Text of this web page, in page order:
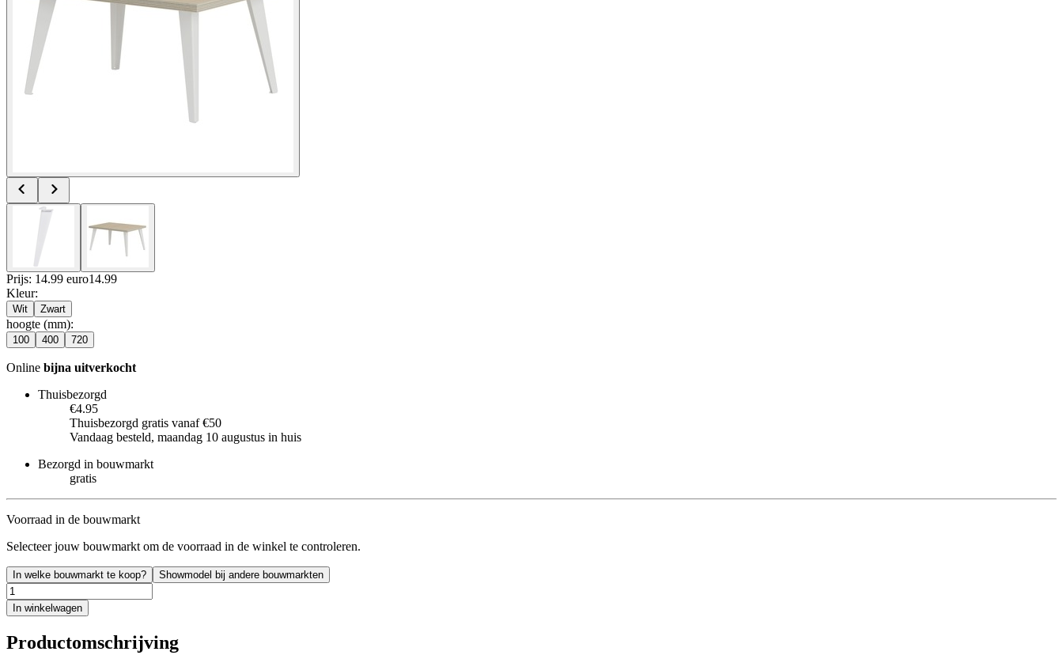
Prijs: 14.99 euro14.99
Kleur:
Wit Zwart
hoogte (mm):
100 400 720
Online bijna uitverkocht
Thuisbezorgd
€4.95
Thuisbezorgd gratis vanaf €50
Vandaag besteld, maandag 10 augustus in huis
Bezorgd in bouwmarkt
gratis
Voorraad in de bouwmarkt
Selecteer jouw bouwmarkt om de voorraad in de winkel te controleren.
In welke bouwmarkt te koop? Showmodel bij andere bouwmarkten
In winkelwagen
Productomschrijving